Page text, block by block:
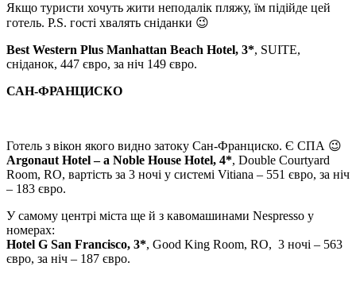
Якщо туристи хочуть жити неподалік пляжу, їм підійде цей
готель. P.S. гості хвалять сніданки 😉
Best Western Plus Manhattan Beach Hotel, 3*, SUITE,
сніданок, 447 євро, за ніч 149 євро.
САН-ФРАНЦИСКО
Готель з вікон якого видно затоку Сан-Франциско. Є СПА 😉
Argonaut Hotel – a Noble House Hotel, 4*, Double Courtyard
Room, RO, вартість за 3 ночі у системі Vitiana – 551 євро, за ніч
– 183 євро.
У самому центрі міста ще й з кавомашинами Nespresso у
номерах:
Hotel G San Francisco, 3*, Good King Room, RO, 3 ночі – 563
євро, за ніч – 187 євро.